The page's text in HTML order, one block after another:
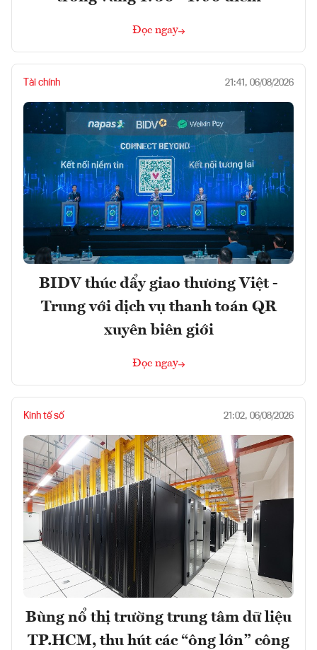
Đọc ngay
Tài chính 21:41, 06/08/2026
BIDV thúc đẩy giao thương Việt -
Trung với dịch vụ thanh toán QR
xuyên biên giới
Đọc ngay
Kinh tế số 21:02, 06/08/2026
Bùng nổ thị trường trung tâm dữ liệu
TP.HCM, thu hút các “ông lớn” công